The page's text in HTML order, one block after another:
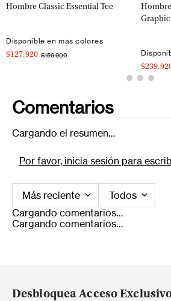
Hombre Classic Essential Tee
Disponible en más colores
$127.920 $159.900
Graphic
Comentarios
Cargando el resumen…
Por favor, inicia sesión para
Más reciente
Todos
Cargando comentarios…
Cargando comentarios…
Desbloquea Acceso